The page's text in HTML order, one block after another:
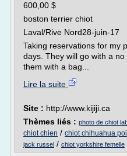
600,00 $
boston terrier chiot
Laval/Rive Nord28-juin-17
Taking reservations for my
days. They will go with a
them with a bag...
Lire la suite
Site : http://www.kijiji.ca
Thèmes liés : photo de chiot
chiot chien / chiot chihuahua
jack russel / chiot yorkshire femelle